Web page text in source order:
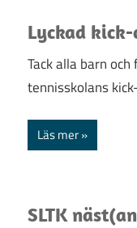
Lyckad
Tack alla barn
tennisskolans
Läs mer
SLTK